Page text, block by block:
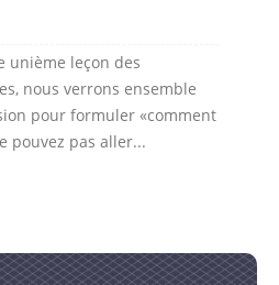
unième leçon des
nous verrons ensemble
pour formuler «comment
pouvez pas aller...